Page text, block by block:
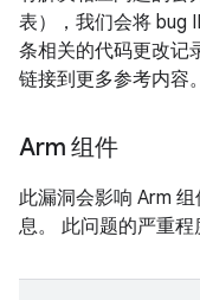
表），我们会将 bug
条相关的代码更改记
链接到更多参考内容。
Arm 组件
此漏洞会影响 Arm
息。 此问题的严重程